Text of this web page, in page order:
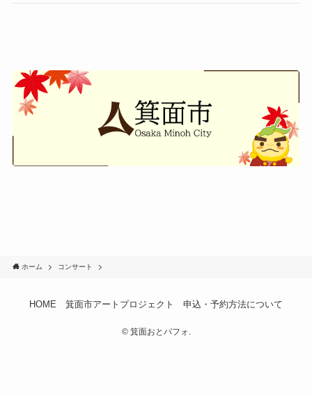
ホーム コンサート
HOME 箕面市アートプロジェクト 申込・予約方法について
©箕面おとパフォ.